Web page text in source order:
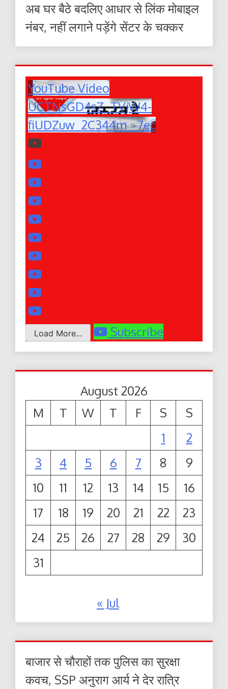
अब घर बैठे बदलिए आधार से लिंक मोबाइल
नंबर, नहीं लगाने पड़ेंगे सेंटर के चक्कर
YouTube Video
UCTNsGD4sZ_TVjW4-
fiUDZuw_2C344m_-7ec
Load More... Subscribe
August 2026
M
T W T F S
S
1
2
3
4 5 6 7 8
9
10
11 12 13 14 15
16
17
18 19 20 21 22
23
24
25 26 27 28 29
30
31
« Jul
बाजार से चौराहों तक पुलिस का सुरक्षा
कवच, SSP अनुराग आर्य ने देर रात्रि